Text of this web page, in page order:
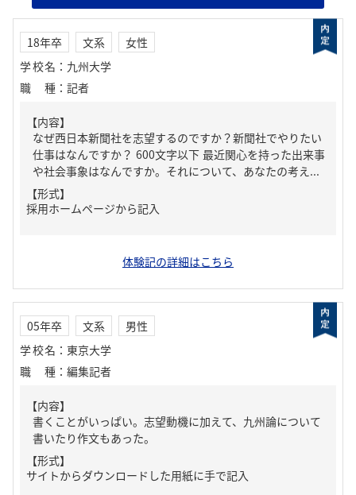
18年卒 文系
女性
学校名 ： 九州大学
職種 ： 記者
【内容】
なぜ西日本新聞社を志望するのですか？新聞社でやりたい
仕事はなんですか？ 600文字以下 最近関心を持った出来事
や社会事象はなんですか。それについて、あなたの考え...
【形式】
採用ホームページから記入
体験記の詳細はこちら
05年卒 文系
男性
学校名 ： 東京大学
職種 ： 編集記者
【内容】
書くことがいっぱい。志望動機に加えて、九州論について
書いたり作文もあった。
【形式】
サイトからダウンロードした用紙に手で記入